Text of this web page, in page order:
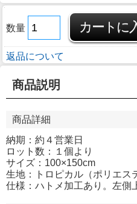
数量
返品について
商品説明
商品詳細
納期：約４営業日
ロット数：１個より
サイズ：100×150cm
生地：トロピカル（ポリエス
仕様：ハトメ加工あり。左側